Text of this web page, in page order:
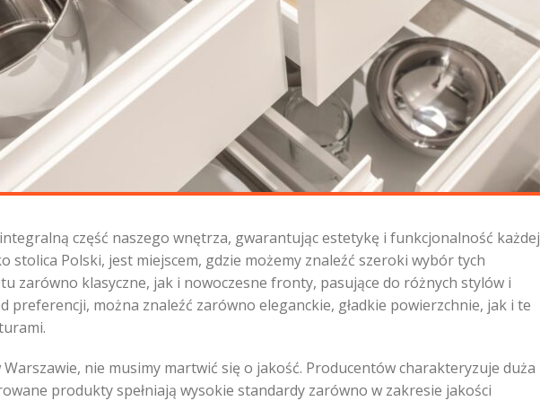
część naszego wnętrza, gwarantując estetykę i funkcjonalność każdej
stolica Polski, jest miejscem, gdzie możemy znaleźć szeroki wybór tych
zarówno klasyczne, jak i nowoczesne fronty, pasujące do różnych stylów i
preferencji, można znaleźć zarówno eleganckie, gładkie powierzchnie, jak i te
nie musimy martwić się o jakość. Producentów charakteryzuje duża
produkty spełniają wysokie standardy zarówno w zakresie jakości